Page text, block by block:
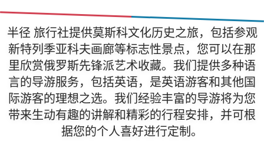
半径 旅行社提供莫斯科文化历史之旅，包括参观
新特列季亚科夫画廊等标志性景点，您可以在那
里欣赏俄罗斯先锋派艺术收藏。我们提供多种语
言的导游服务，包括英语，是英语游客和其他国
际游客的理想之选。我们经验丰富的导游将为您
带来生动有趣的讲解和精彩的行程安排，并可根
据您的个人喜好进行定制。